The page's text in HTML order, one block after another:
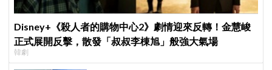
Disney+《殺人者的購物中心2》劇情迎來反轉！金慧峻
正式展開反擊，散發「叔叔李棟旭」般強大氣場
韓劇